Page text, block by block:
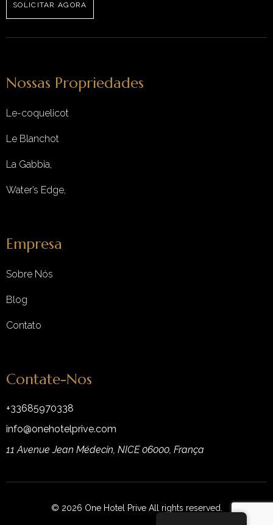
SOLICITAR AGORA
Nossas Propriedades
Le-coquelicot
Le Blanchot
La Gabbia,
Water’s Edge,
Empresa
Sobre Nós
Blog
Contato
Contate-Nos
+33685970338
info@onehotelprive.com
11 Avenue Jean Médecin, NICE 06000, França
© 2026 One Hotel Prive All rights reserved.